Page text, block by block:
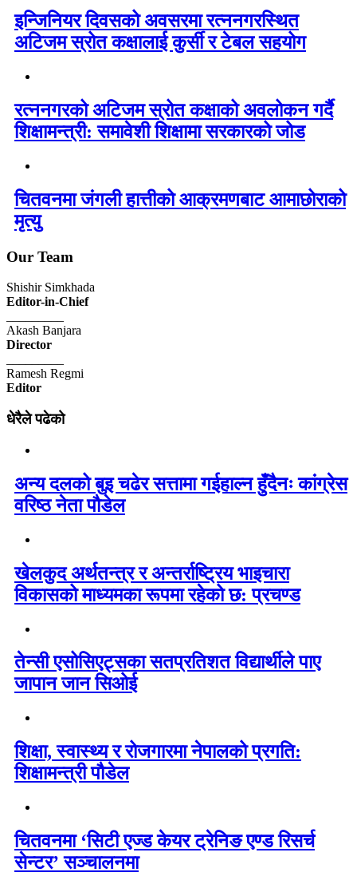
इन्जिनियर दिवसको अवसरमा रत्ननगरस्थित
अटिजम स्रोत कक्षालाई कुर्सी र टेबल सहयोग
रत्ननगरको अटिजम स्रोत कक्षाको अवलोकन गर्दै
शिक्षामन्त्री: समावेशी शिक्षामा सरकारको जोड
चितवनमा जंगली हात्तीको आक्रमणबाट आमाछोराको
मृत्यु
Our Team
Shishir Simkhada
Editor-in-Chief
Akash Banjara
Director
Ramesh Regmi
Editor
धेरैले पढेको
अन्य दलको बुइ चढेर सत्तामा गईहाल्न हुँदैनः कांग्रेस
वरिष्ठ नेता पौडेल
खेलकुद अर्थतन्त्र र अन्तर्राष्ट्रिय भाइचारा
विकासको माध्यमका रूपमा रहेको छ: प्रचण्ड
तेन्सी एसोसिएट्सका सतप्रतिशत विद्यार्थीले पाए
जापान जान सिओई
शिक्षा, स्वास्थ्य र रोजगारमा नेपालको प्रगति:
शिक्षामन्त्री पौडेल
चितवनमा ‘सिटी एज्ड केयर ट्रेनिङ एण्ड रिसर्च
सेन्टर’ सञ्चालनमा